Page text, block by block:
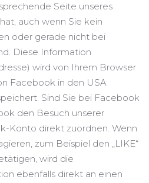
Seite unseres
auch wenn Sie kein
oder gerade nicht bei
Diese Information
wird von Ihrem Browser
Facebook in den USA
Sind Sie bei Facebook
den Besuch unserer
Konto direkt zuordnen. Wenn
zum Beispiel den „LIKE“
wird die
ebenfalls direkt an einen